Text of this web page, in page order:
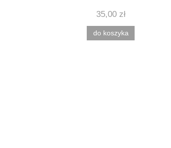
35,00 zł
do koszyka